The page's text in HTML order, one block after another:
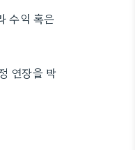
수익 혹은
연장을 막